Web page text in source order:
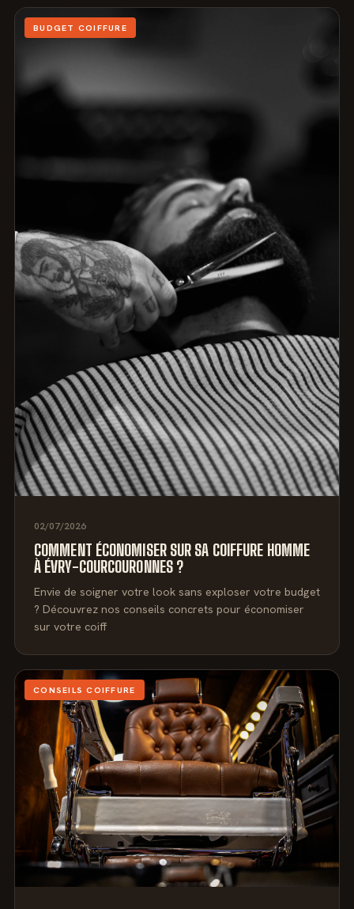
BUDGET COIFFURE
02/07/2026
COMMENT ÉCONOMISER SUR SA COIFFURE HOMME
À ÉVRY-COURCOURONNES ?
Envie de soigner votre look sans exploser votre budget
? Découvrez nos conseils concrets pour économiser
sur votre coiff
CONSEILS COIFFURE